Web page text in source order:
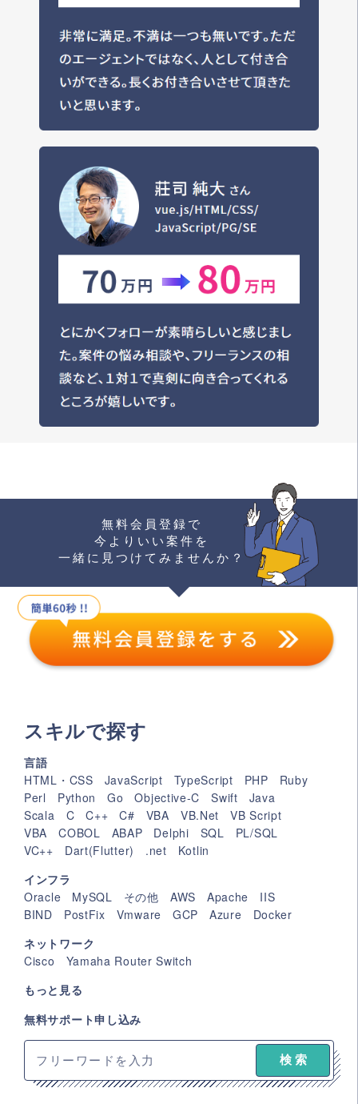
無料会員登録で
今よりいい案件を
一緒に見つけてみませんか？
スキルで探す
言語
HTML・CSS
JavaScript TypeScript PHP
Ruby
Perl
Python Go Objective-C Swift
Java
Scala
C C++ C# VBA VB.Net
VB Script
VBA
COBOL ABAP Delphi SQL
PL/SQL
VC++
Dart(Flutter) .net
Kotlin
インフラ
Oracle
MySQL その他 AWS Apache
IIS
BIND
PostFix Vmware GCP Azure
Docker
ネットワーク
Cisco
Yamaha Router Switch
もっと見る
無料サポート申し込み